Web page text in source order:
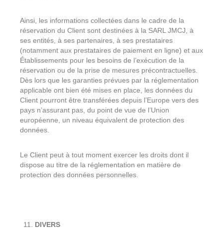
Ainsi, les informations collectées dans le cadre de la
réservation du Client sont destinées à la SARL JMCJ, à
ses entités, à ses partenaires, à ses prestataires
(notamment aux prestataires de paiement en ligne) et aux
Établissements pour les besoins de l’exécution de la
réservation ou de la prise de mesures précontractuelles.
Dès lors que les garanties prévues par la réglementation
applicable ont bien été mises en place, les données du
Client pourront être transférées depuis l’Europe vers des
pays n’assurant pas, du point de vue de l’Union
européenne, un niveau équivalent de protection des
données.
Le Client peut à tout moment exercer les droits dont il
dispose au titre de la réglementation en matière de
protection des données personnelles.
DIVERS